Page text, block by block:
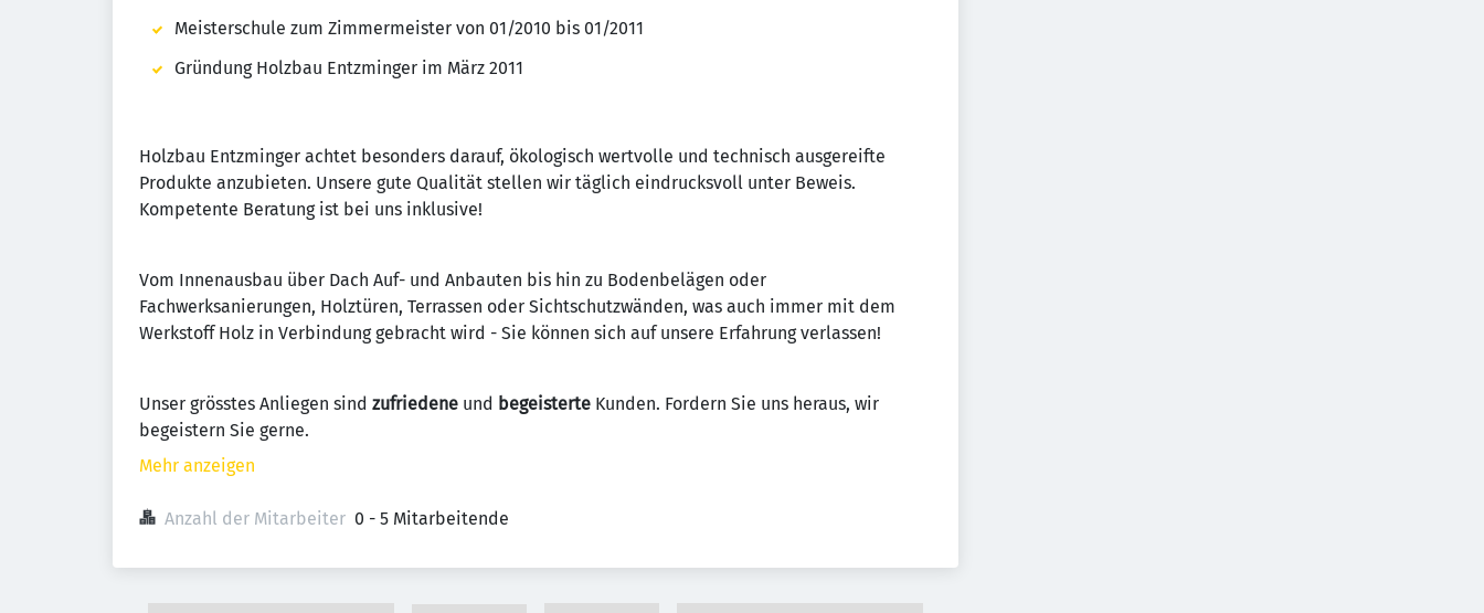
Meisterschule zum Zimmermeister von 01/2010 bis 01/2011
Gründung Holzbau Entzminger im März 2011
Holzbau Entzminger achtet besonders darauf, ökologisch wertvolle und technisch ausgereifte
Produkte anzubieten. Unsere gute Qualität stellen wir täglich eindrucksvoll unter Beweis.
Kompetente Beratung ist bei uns inklusive!
Vom Innenausbau über Dach Auf- und Anbauten bis hin zu Bodenbelägen oder
Fachwerksanierungen, Holztüren, Terrassen oder Sichtschutzwänden, was auch immer mit dem
Werkstoff Holz in Verbindung gebracht wird - Sie können sich auf unsere Erfahrung verlassen!
Unser grösstes Anliegen sind zufriedene und begeisterte Kunden. Fordern Sie uns heraus, wir
begeistern Sie gerne.
Mehr anzeigen
Anzahl der Mitarbeiter 0 - 5 Mitarbeitende